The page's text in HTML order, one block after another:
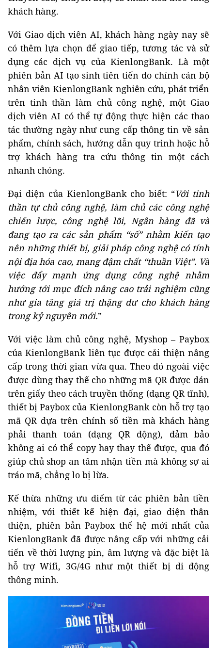
khách hàng.
Với Giao dịch viên AI, khách hàng ngày nay sẽ
có thêm lựa chọn để giao tiếp, tương tác và sử
dụng các dịch vụ của KienlongBank. Là một
phiên bản AI tạo sinh tiên tiến do chính cán bộ
nhân viên KienlongBank nghiên cứu, phát triển
trên tinh thần làm chủ công nghệ, một Giao
dịch viên AI có thể tự động thực hiện các thao
tác thường ngày như cung cấp thông tin về sản
phẩm, chính sách, hướng dẫn quy trình hoặc hỗ
trợ khách hàng tra cứu thông tin một cách
nhanh chóng.
Đại diện của KienlongBank cho biết: “Với tinh
thần tự chủ công nghệ, làm chủ các công nghệ
chiến lược, công nghệ lõi, Ngân hàng đã và
đang tạo ra các sản phẩm “số” nhằm kiến tạo
nên những thiết bị, giải pháp công nghệ có tính
nội địa hóa cao, mang đậm chất “thuần Việt”. Và
việc đẩy mạnh ứng dụng công nghệ nhằm
hướng tới mục đích nâng cao trải nghiệm cũng
như gia tăng giá trị thặng dư cho khách hàng
trong kỷ nguyên mới.”
Với việc làm chủ công nghệ, Myshop – Paybox
của KienlongBank liên tục được cải thiện nâng
cấp trong thời gian vừa qua. Theo đó ngoài việc
được dùng thay thế cho những mã QR được dán
trên giấy theo cách truyền thống (dạng QR tĩnh),
thiết bị Paybox của KienlongBank còn hỗ trợ tạo
mã QR dựa trên chính số tiền mà khách hàng
phải thanh toán (dạng QR động), đảm bảo
không ai có thể copy hay thay thế được, qua đó
giúp chủ shop an tâm nhận tiền mà không sợ ai
tráo mã, chẳng lo bị lừa.
Kế thừa những ưu điểm từ các phiên bản tiền
nhiệm, với thiết kế hiện đại, giao diện thân
thiện, phiên bản Paybox thế hệ mới nhất của
KienlongBank đã được nâng cấp với những cải
tiến về thời lượng pin, âm lượng và đặc biệt là
hỗ trợ Wifi, 3G/4G như một thiết bị di động
thông minh.